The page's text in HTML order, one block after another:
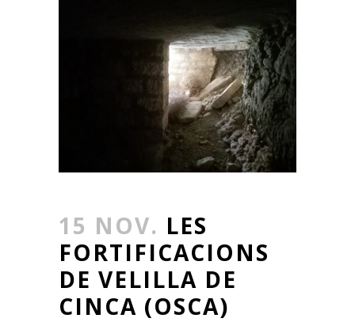
15 NOV. LES
FORTIFICACIONS
DE VELILLA DE
CINCA (OSCA)